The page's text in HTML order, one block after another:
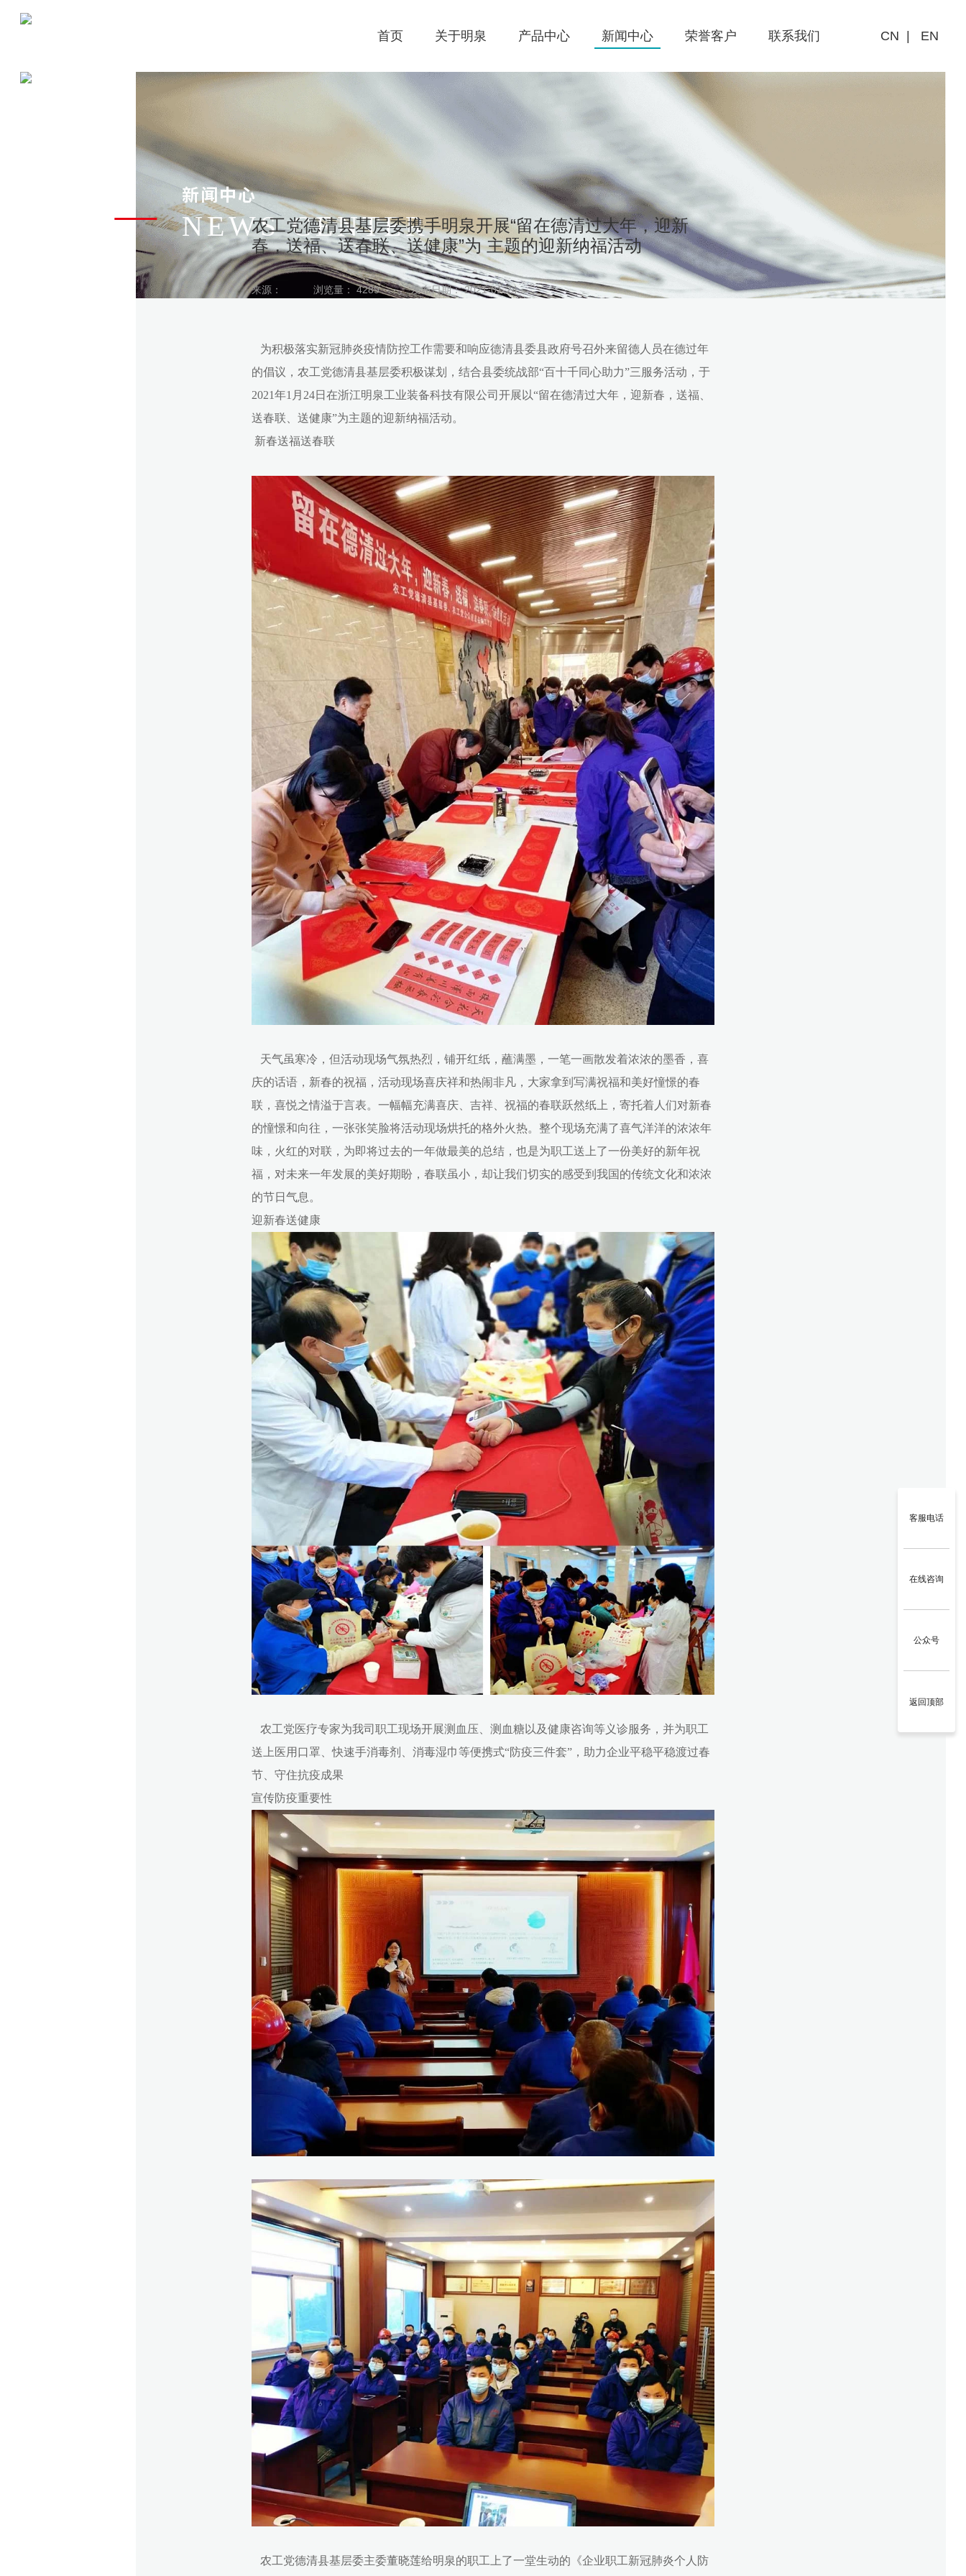
首页
产品中心
关于明泉
新闻中心
合作客户
关于明泉
公司荣誉
党政工团
产品中心
航空、航天
汽车零件、轨道交通
家电、电气开关、灯具
电梯、工程机械
户外产品、积放链输送系统
电泳涂装、环保工程设备
精密钣金制造
新闻中心 荣誉客户 联系我们 CN EN
SCROLL
新闻中心
NEWS CENTER
农工党德清县基层委携手明泉开展“留在德清过大年，迎新
春，送福、送春联、送健康”为 主题的迎新纳福活动
来源： 浏览量： 4289 发布日期： 2021-01-24
为积极落实新冠肺炎疫情防控工作需要和响应德清县委县政府号召外来留德人员在德过年
的倡议， 农工党德清县基层委积极谋划，结合县委统战部“百十千同心助力”三服务活动，于
2021年1月24日在浙江明泉工业装备科技有限公司开展以“留在德清过大年，迎新春，送福、
送春联、送健康”为主题的迎新纳福活动。
新春送福送春联
天气虽寒冷，但活动现场气氛热烈，铺开红纸，蘸满墨，一笔一画散发着浓浓的墨香，喜
庆的话语，新春的祝福，活动现场喜庆祥和热闹非凡，大家拿到写满祝福和美好憧憬的春
联，喜悦之情溢于言表。一幅幅充满喜庆、吉祥、祝福的春联跃然纸上，寄托着人们对新春
的憧憬和向往，一张张笑脸将活动现场烘托的格外火热。整个现场充满了喜气洋洋的浓浓年
味，火红的对联，为即将过去的一年做最美的总结，也是为职工送上了一份美好的新年祝
福，对未来一年发展的美好期盼，春联虽小，却让我们切实的感受到我国的传统文化和浓浓
的节日气息。
迎新春送健康
农工党医疗专家为我司职工现场开展测血压、测血糖以及健康咨询等义诊服务，并为职工
送上医用口罩、快速手消毒剂、消毒湿巾等便携式“防疫三件套”，助力企业平稳平稳渡过春
节、守住抗疫成果
宣传防疫重要性
农工党德清县基层委主委董晓莲给明泉的职工上了一堂生动的《企业职工新冠肺炎个人防
客服电话
在线咨询
公众号
返回顶部